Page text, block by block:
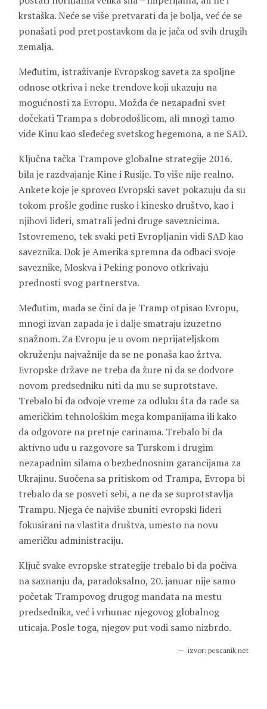
krstaška. Neće se više pretvarati da je bolja, već će se
ponašati pod pretpostavkom da je jača od svih drugih
zemalja.
Međutim, istraživanje Evropskog saveta za spoljne
odnose otkriva i neke trendove koji ukazuju na
mogućnosti za Evropu. Možda će nezapadni svet
dočekati Trampa s dobrodošlicom, ali mnogi tamo
vide Kinu kao sledećeg svetskog hegemona, a ne SAD.
Ključna tačka Trampove globalne strategije 2016.
bila je razdvajanje Kine i Rusije. To više nije realno.
Ankete koje je sproveo Evropski savet pokazuju da su
tokom prošle godine rusko i kinesko društvo, kao i
njihovi lideri, smatrali jedni druge saveznicima.
Istovremeno, tek svaki peti Evropljanin vidi SAD kao
saveznika. Dok je Amerika spremna da odbaci svoje
saveznike, Moskva i Peking ponovo otkrivaju
prednosti svog partnerstva.
Međutim, mada se čini da je Tramp otpisao Evropu,
mnogi izvan zapada je i dalje smatraju izuzetno
snažnom. Za Evropu je u ovom neprijateljskom
okruženju najvažnije da se ne ponaša kao žrtva.
Evropske države ne treba da žure ni da se dodvore
novom predsedniku niti da mu se suprotstave.
Trebalo bi da odvoje vreme za odluku šta da rade sa
američkim tehnološkim mega kompanijama ili kako
da odgovore na pretnje carinama. Trebalo bi da
aktivno uđu u razgovore sa Turskom i drugim
nezapadnim silama o bezbednosnim garancijama za
Ukrajinu. Suočena sa pritiskom od Trampa, Evropa bi
trebalo da se posveti sebi, a ne da se suprotstavlja
Trampu. Njega će najviše zbuniti evropski lideri
fokusirani na vlastita društva, umesto na novu
američku administraciju.
Ključ svake evropske strategije trebalo bi da počiva
na saznanju da, paradoksalno, 20. januar nije samo
početak Trampovog drugog mandata na mestu
predsednika, već i vrhunac njegovog globalnog
uticaja. Posle toga, njegov put vodi samo nizbrdo.
izvor: pescanik.net